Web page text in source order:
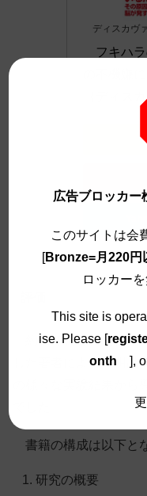
ディスカヴ
フキハ
（ディス
約20年の年月をかけ
した著者による発明品
書籍の構成は以下と
研究の概要
広告ブロッカ
このサイトは会
[Bronze=月220円
ロッカー
This site is
ise. Please [
onth
],